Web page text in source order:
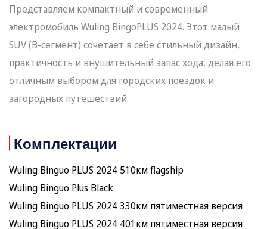
Представляем компактный и современный
электромобиль Wuling BingoPLUS 2024. Этот малый
SUV (B-сегмент) сочетает в себе стильный дизайн,
практичность и внушительный запас хода, делая его
отличным выбором для городских поездок и
загородных путешествий.
Комплектации
Wuling Binguo PLUS 2024 510км flagship
Wuling Binguo Plus Black
Wuling Binguo PLUS 2024 330км пятиместная версия
Wuling Binguo PLUS 2024 401км пятиместная версия